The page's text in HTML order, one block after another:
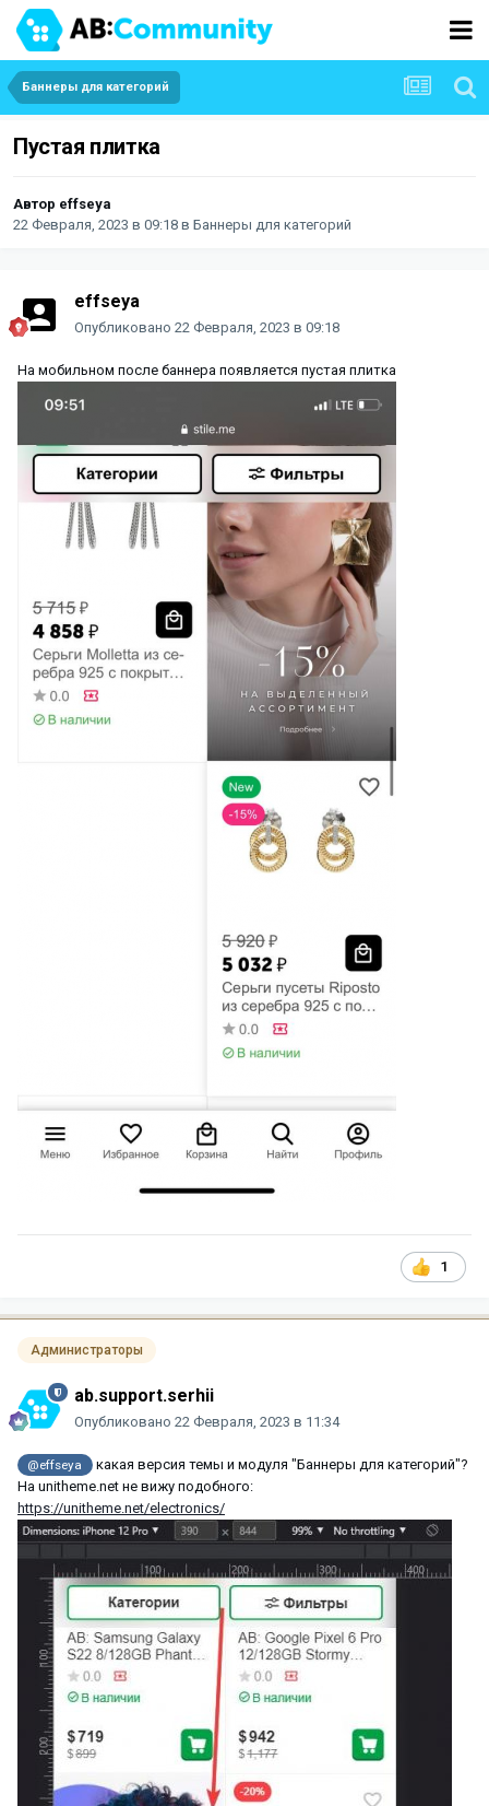
Баннеры для категорий
Пустая плитка
Автор effseya
22 Февраля, 2023 в 09:18 в Баннеры для категорий
effseya
Опубликовано 22 Февраля, 2023 в 09:18
На мобильном после баннера появляется пустая плитка
1
Администраторы
ab.support.serhii
Опубликовано 22 Февраля, 2023 в 11:34
@effseya
какая версия темы и модуля "Баннеры для категорий"?
На unitheme.net не вижу подобного:
https://unitheme.net/electronics/